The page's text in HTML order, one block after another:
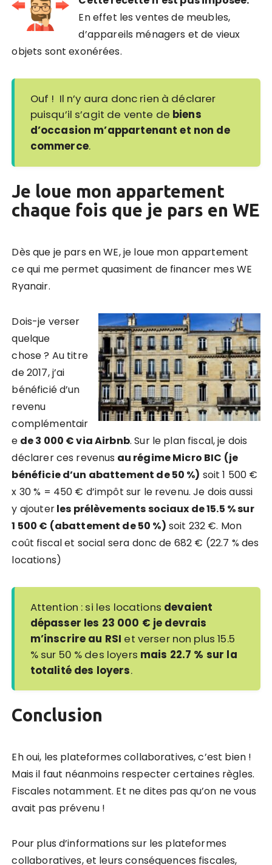
En effet les ventes de meubles,
d’appareils ménagers et de vieux
objets sont exonérées.
Ouf ! Il n’y aura donc rien à déclarer
puisqu’il s’agit de vente de biens
d’occasion m’appartenant et non de
commerce.
Je loue mon appartement
chaque fois que je pars en WE
Dès que je pars en WE, je loue mon appartement
ce qui me permet quasiment de financer mes WE
Ryanair.
Dois-je verser
quelque
chose ? Au titre
de 2017, j’ai
bénéficié d’un
revenu
complémentair
e de 3 000 € via Airbnb. Sur le plan fiscal, je dois
déclarer ces revenus au régime Micro BIC (je
bénéficie d’un abattement de 50 %) soit 1 500 €
x 30 % = 450 € d’impôt sur le revenu. Je dois aussi
y ajouterles prélèvements sociaux de 15.5 % sur
1 500 € (abattement de 50 %) soit 232 €. Mon
coût fiscal et social sera donc de 682 € (22.7 % des
locations)
Attention : si les locations devaient
dépasser les 23 000 € je devrais
m’inscrire au RSI et verser non plus 15.5
% sur 50 % des loyers mais 22.7 % sur la
totalité des loyers.
Conclusion
Eh oui, les plateformes collaboratives, c’est bien !
Mais il faut néanmoins respecter certaines règles.
Fiscales notamment. Et ne dites pas qu’on ne vous
avait pas prévenu !
Pour plus d’informations sur les plateformes
collaboratives, et leurs conséquences fiscales,